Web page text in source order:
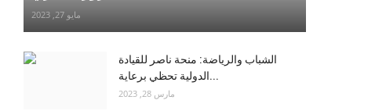
مايو 27, 2023
الشباب والرياضة: منحة ناصر للقيادة
الدولية تحظي برعاية...
مارس 28, 2023